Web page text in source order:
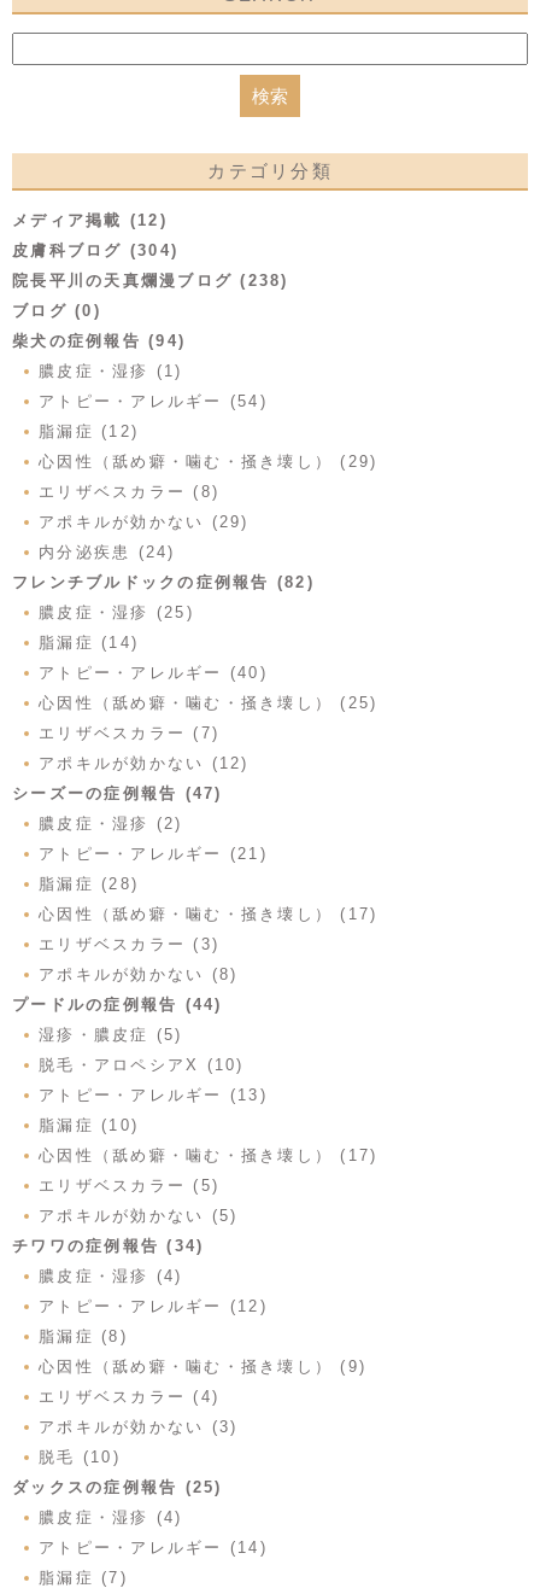
カテゴリ分類
メディア掲載 (12)
皮膚科ブログ (304)
院長平川の天真爛漫ブログ (238)
ブログ (0)
柴犬の症例報告 (94)
膿皮症・湿疹 (1)
アトピー・アレルギー (54)
脂漏症 (12)
心因性（舐め癖・噛む・掻き壊し） (29)
エリザベスカラー (8)
アポキルが効かない (29)
内分泌疾患 (24)
フレンチブルドックの症例報告 (82)
膿皮症・湿疹 (25)
脂漏症 (14)
アトピー・アレルギー (40)
心因性（舐め癖・噛む・掻き壊し） (25)
エリザベスカラー (7)
アポキルが効かない (12)
シーズーの症例報告 (47)
膿皮症・湿疹 (2)
アトピー・アレルギー (21)
脂漏症 (28)
心因性（舐め癖・噛む・掻き壊し） (17)
エリザベスカラー (3)
アポキルが効かない (8)
プードルの症例報告 (44)
湿疹・膿皮症 (5)
脱毛・アロペシアX (10)
アトピー・アレルギー (13)
脂漏症 (10)
心因性（舐め癖・噛む・掻き壊し） (17)
エリザベスカラー (5)
アポキルが効かない (5)
チワワの症例報告 (34)
膿皮症・湿疹 (4)
アトピー・アレルギー (12)
脂漏症 (8)
心因性（舐め癖・噛む・掻き壊し） (9)
エリザベスカラー (4)
アポキルが効かない (3)
脱毛 (10)
ダックスの症例報告 (25)
膿皮症・湿疹 (4)
アトピー・アレルギー (14)
脂漏症 (7)